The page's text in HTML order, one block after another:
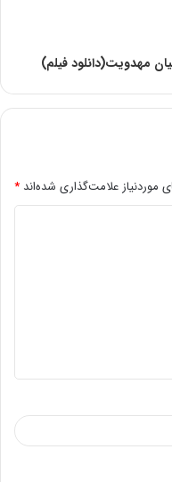
مهدویت(دانلود فیلم)
علامت‌گذاری شده‌اند *